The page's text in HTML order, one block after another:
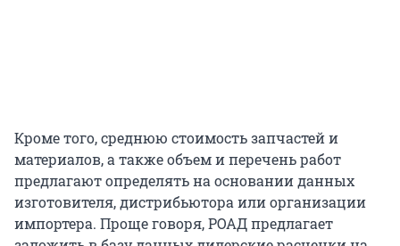
Кроме того, среднюю стоимость запчастей и
материалов, а также объем и перечень работ
предлагают определять на основании данных
изготовителя, дистрибьютора или организации
импортера. Проще говоря, РОАД предлагает